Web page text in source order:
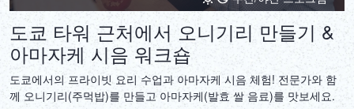
도쿄 타워 근처에서 오니기리 만들기 &
아마자케 시음 워크숍
도쿄에서의 프라이빗 요리 수업과 아마자케 시음 체험! 전문가와 함
께 오니기리(주먹밥)를 만들고 아마자케(발효 쌀 음료)를 맛보세요.